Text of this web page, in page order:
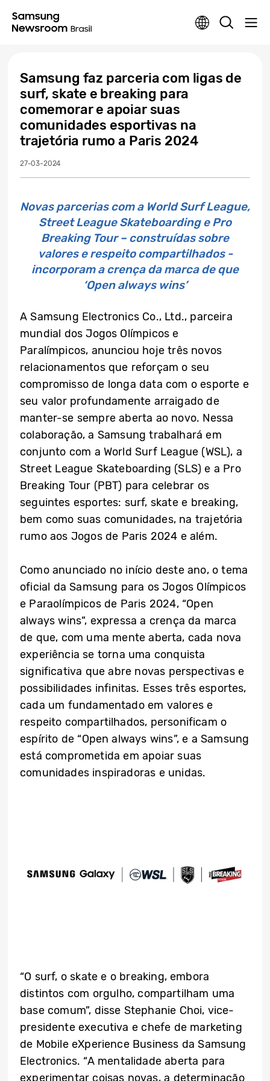
Samsung faz parceria com ligas de
surf, skate e breaking para
comemorar e apoiar suas
comunidades esportivas na
trajetória rumo a Paris 2024
27-03-2024
Novas parcerias com a World Surf League,
Street League Skateboarding e Pro
Breaking Tour – construídas sobre
valores e respeito compartilhados -
incorporam a crença da marca de que
‘Open always wins’
A Samsung Electronics Co., Ltd., parceira
mundial dos Jogos Olímpicos e
Paralímpicos, anunciou hoje três novos
relacionamentos que reforçam o seu
compromisso de longa data com o esporte e
seu valor profundamente arraigado de
manter-se sempre aberta ao novo. Nessa
colaboração, a Samsung trabalhará em
conjunto com a World Surf League (WSL), a
Street League Skateboarding (SLS) e a Pro
Breaking Tour (PBT) para celebrar os
seguintes esportes: surf, skate e breaking,
bem como suas comunidades, na trajetória
rumo aos Jogos de Paris 2024 e além.
Como anunciado no início deste ano, o tema
oficial da Samsung para os Jogos Olímpicos
e Paraolímpicos de Paris 2024, “Open
always wins”, expressa a crença da marca
de que, com uma mente aberta, cada nova
experiência se torna uma conquista
significativa que abre novas perspectivas e
possibilidades infinitas. Esses três esportes,
cada um fundamentado em valores e
respeito compartilhados, personificam o
espírito de “Open always wins”, e a Samsung
está comprometida em apoiar suas
comunidades inspiradoras e unidas.
“O surf, o skate e o breaking, embora
distintos com orgulho, compartilham uma
base comum”, disse Stephanie Choi, vice-
presidente executiva e chefe de marketing
de Mobile eXperience Business da Samsung
Electronics. “A mentalidade aberta para
experimentar coisas novas, a determinação